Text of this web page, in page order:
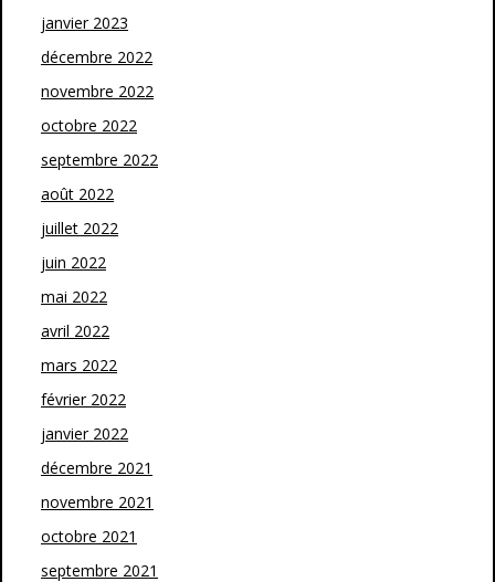
janvier 2023
décembre 2022
novembre 2022
octobre 2022
septembre 2022
août 2022
juillet 2022
juin 2022
mai 2022
avril 2022
mars 2022
février 2022
janvier 2022
décembre 2021
novembre 2021
octobre 2021
septembre 2021